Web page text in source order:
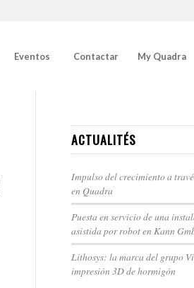
Eventos Contactar My Quadra
ACTUALITÉS
Impulso del crecimiento a
en Quadra
Puesta en servicio de una
asistida por robot en Kann
Lithosys: la marca del grupo
impresión 3D de hormigón